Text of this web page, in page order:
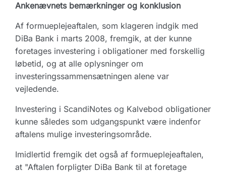
Ankenævnets bemærkninger og konklusion
Af formueplejeaftalen, som klageren indgik med
DiBa Bank i marts 2008, fremgik, at der kunne
foretages investering i obligationer med forskellig
løbetid, og at alle oplysninger om
investeringssammensætningen alene var
vejledende.
Investering i ScandiNotes og Kalvebod obligationer
kunne således som udgangspunkt være indenfor
aftalens mulige investeringsområde.
Imidlertid fremgik det også af formueplejeaftalen,
at "Aftalen forpligter DiBa Bank til at foretage